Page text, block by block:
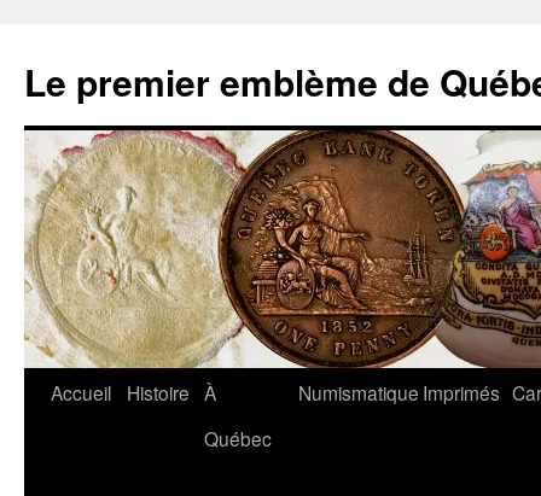
contenu
Le premier emblème de
Accueil Histoire À
Québec
Numismatique Imprimés